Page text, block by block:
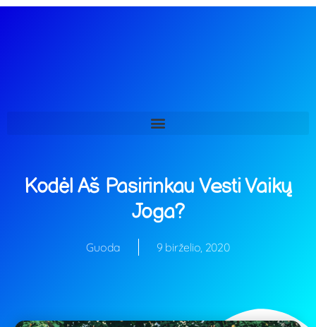
Kodėl Aš Pasirinkau Vesti Vaikų
Joga?
Guoda 9 birželio, 2020